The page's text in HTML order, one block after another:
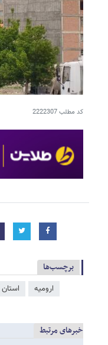
کد مطلب2222307
برچسب‌ها
ارومیه
خبرهای مرتبط